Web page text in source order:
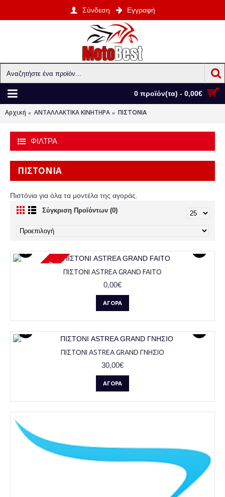
Σύνδεση Εγγραφή
0 προϊόν(τα) - 0,00€
Αρχική ΑΝΤΑΛΛΑΚΤΙΚΑ ΚΙΝΗΤΗΡΑ ΠΙΣΤΟΝΙΑ
ΦΙΛΤΡΑ
ΠΙΣΤΟΝΙΑ
Πιστόνια για όλα τα μοντέλα της αγοράς.
Σύγκριση Προϊόντων (0)
ΠΙΣΤΟΝΙ ASTREA GRAND FAITO
0,00€
ΑΓΟΡΆ
ΠΙΣΤΟΝΙ ASTREA GRAND ΓΝΗΣΙΟ
30,00€
ΑΓΟΡΆ